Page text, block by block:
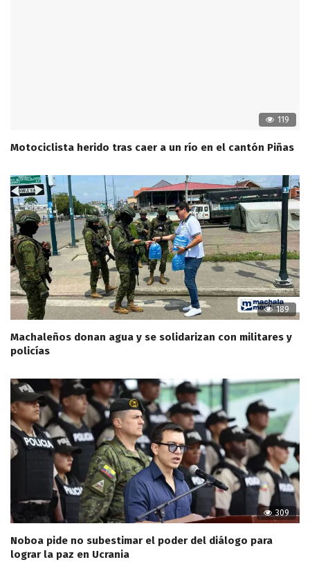
119
Motociclista herido tras caer a un río en el cantón Piñas
189
Machaleños donan agua y se solidarizan con militares y
policías
309
Noboa pide no subestimar el poder del diálogo para
lograr la paz en Ucrania